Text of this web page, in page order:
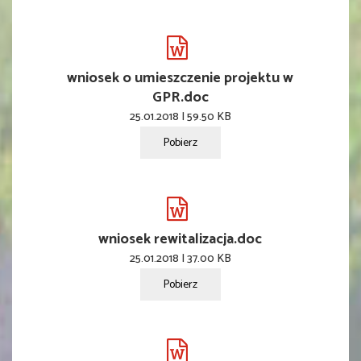
wniosek o umieszczenie projektu w
GPR.doc
25.01.2018 | 59.50 KB
Pobierz
wniosek rewitalizacja.doc
25.01.2018 | 37.00 KB
Pobierz